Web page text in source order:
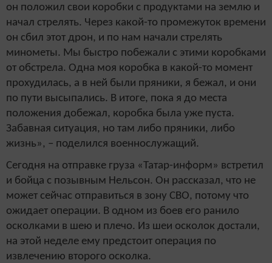
он положил свои коробки с продуктами на землю и
начал стрелять. Через какой-то промежуток времени
он сбил этот дрон, и по нам начали стрелять
минометы. Мы быстро побежали с этими коробками
от обстрела. Одна моя коробка в какой-то момент
прохудилась, а в ней были пряники, я бежал, и они
по пути высыпались. В итоге, пока я до места
положения добежал, коробка была уже пуста.
Забавная ситуация, но там либо пряники, либо
жизнь», – поделился военнослужащий.
Сегодня на отправке груза «Татар-информ» встретил
и бойца с позывным Нельсон. Он рассказал, что не
может сейчас отправиться в зону СВО, потому что
ожидает операции. В одном из боев его ранило
осколками в шею и плечо. Из шеи осколок достали,
на этой неделе ему предстоит операция по
извлечению второго осколка.